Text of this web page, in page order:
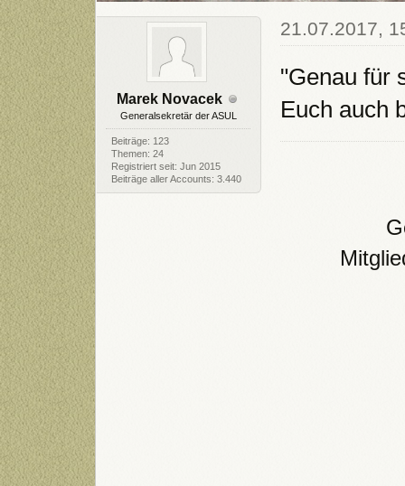
Marek Novacek
Generalsekretär der ASUL
Beiträge: 123
Themen: 24
Registriert seit: Jun 2015
Beiträge aller Accounts: 3.440
21.07.2017,
"Genau für
Euch auch